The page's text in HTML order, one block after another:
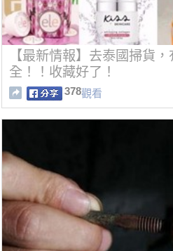
【最新情報】去泰國掃貨
全！！收藏好了！
378觀看